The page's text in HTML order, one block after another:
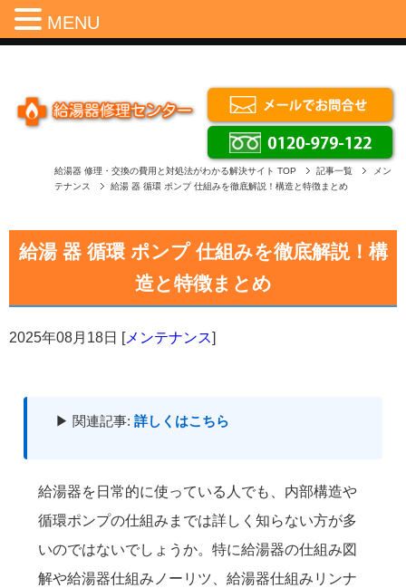
給湯器 修理・交換の費用と対処法がわかる解決サイト TOP 記事一覧
メン
テナンス
給湯 器 循環 ポンプ 仕組みを徹底解説！構造と特徴まとめ
給湯 器 循環 ポンプ 仕組みを徹底解説！構
造と特徴まとめ
2025年08月18日 メンテナンス
▶ 関連記事: 詳しくはこちら
給湯器を日常的に使っている人でも、内部構造や
循環ポンプの仕組みまでは詳しく知らない方が多
いのではないでしょうか。特に給湯器の仕組み図
解や給湯器仕組みノーリツ、給湯器仕組みリンナ
MENU
Menu